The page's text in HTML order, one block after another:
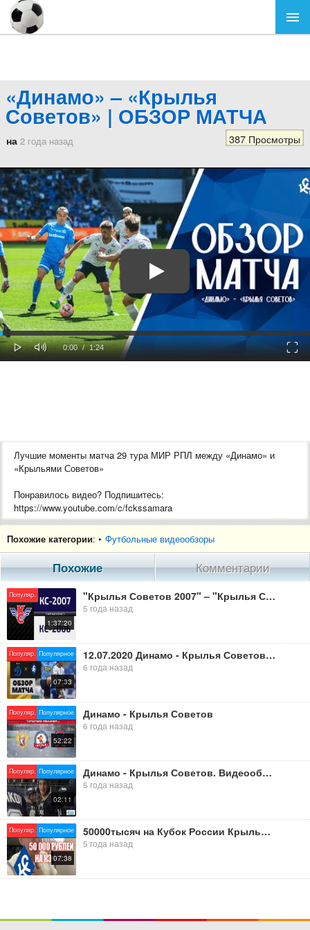
«Динамо» – «Крылья
Советов» | ОБЗОР МАТЧА
на 2 года назад 387 Просмотры
Play Mute
Current
0:00 / Duration
1:24
Лучшие моменты матча 29 тура МИР РПЛ между «Динамо» и
«Крыльями Советов»
Понравилось видео? Подпишитесь:
https://www.youtube.com/c/fckssamara
«Крылья Советов» в социальных сетях:
Telegram https://t.me/fckssamara_official
Сайт: https://pfcks.ru/
Похожие категории: • Футбольные видеообзоры
Похожие Комментарии
Популяр.
1:37:20
"Крылья Советов 2007" – "Крылья Советов 2006" | Товарищеский матч
5 года назад
Популяр. Популярное
07:33
12.07.2020 Динамо - Крылья Советов - 2:0. Обзор матча
6 года назад
Популяр. Популярное
52:22
Динамо - Крылья Советов
6 года назад
Популяр. Популярное
02:11
Динамо - Крылья Советов. Видеообзор матчей 10-11.11.20
5 года назад
Популяр. Популярное
07:38
50000тысяч на Кубок России Крылья Советов - Динамо
5 года назад